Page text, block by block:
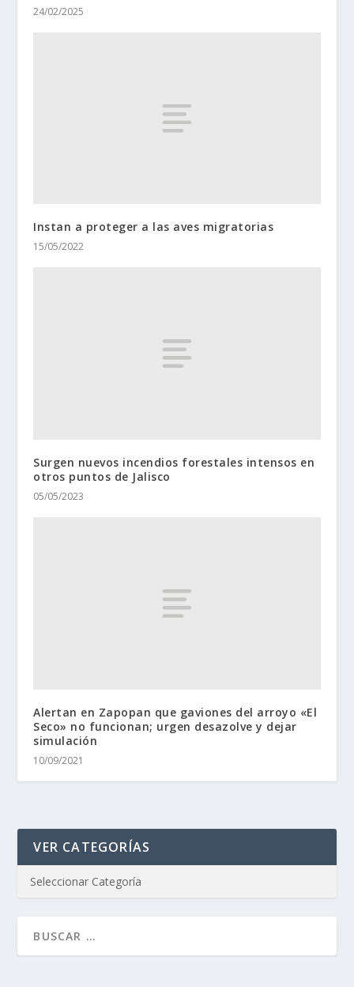
24/02/2025
Instan a proteger a las aves migratorias
15/05/2022
Surgen nuevos incendios forestales intensos en
otros puntos de Jalisco
05/05/2023
Alertan en Zapopan que gaviones del arroyo «El
Seco» no funcionan; urgen desazolve y dejar
simulación
10/09/2021
VER CATEGORÍAS